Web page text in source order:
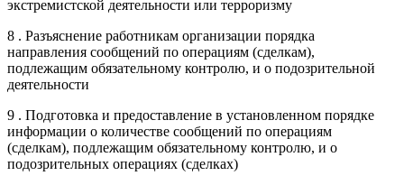
экстремистской деятельности или терроризму
8 . Разъяснение работникам организации порядка
направления сообщений по операциям (сделкам),
подлежащим обязательному контролю, и о подозрительной
деятельности
9 . Подготовка и предоставление в установленном порядке
информации о количестве сообщений по операциям
(сделкам), подлежащим обязательному контролю, и о
подозрительных операциях (сделках)